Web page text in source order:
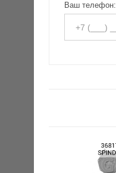
Ваш телефон: